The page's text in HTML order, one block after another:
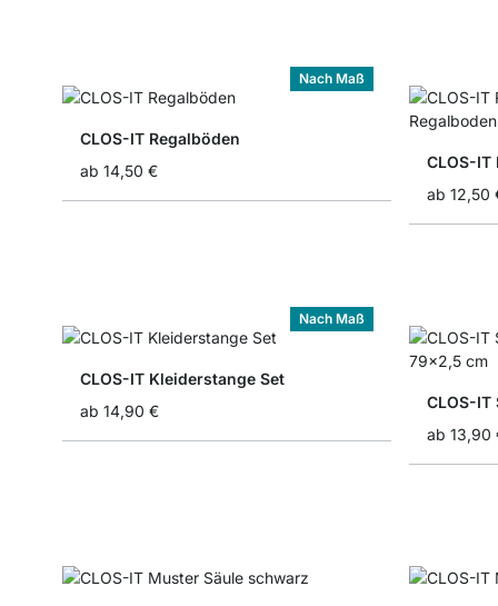
Nach Maß
CLOS-IT Regalböden
ab 14,50 €
CLOS-IT
ab 12,50
Nach Maß
CLOS-IT Kleiderstange Set
ab 14,90 €
CLOS-
ab 13,90